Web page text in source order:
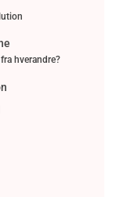
hverandre?